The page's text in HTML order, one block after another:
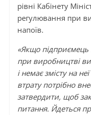
рівні Кабінету
регулювання при
напоїв.
«Якщо
при виробництві
і немає змісту на
втрату потрібно
затвердити, щоб
питання. Йдеться